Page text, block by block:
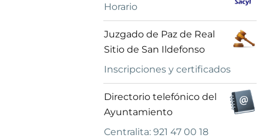
Horario
Juzgado de Paz de Real
Sitio de San Ildefonso
Inscripciones y certificados
Directorio telefónico del
Ayuntamiento
Centralita: 921 47 00 18